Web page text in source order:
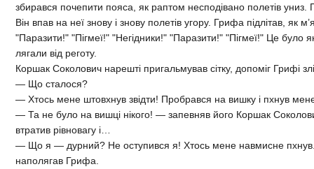
збирався почепити пояса, як раптом несподівано полетів униз.
Він впав на неї знову і знову полетів угору. Грифа підлітав, як
"Паразити!" "Пігмеї!" "Негідники!" "Паразити!" "Пігмеї!" Це було
лягали від реготу.
Коршак Соколович нарешті пригальмував сітку, допоміг Грифі
— Що сталося?
— Хтось мене штовхнув звідти! Пробрався на вишку і пхнув
— Та не було на вишці нікого! — запевняв його Коршак
втратив рівновагу і…
— Що я — дурний? Не оступився я! Хтось мене навмисне
наполягав Грифа.